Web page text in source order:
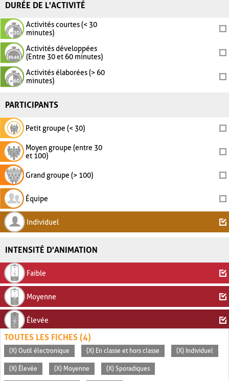
DURÉE DE L'ACTIVITÉ
Activités courtes (< 30
minutes)
Activités développées
(Entre 30 et 60 minutes)
Activités élaborées (> 60
minutes)
PARTICIPANTS
Petit groupe (< 30)
Moyen groupe (entre 30
et 100)
Grand groupe (> 100)
Équipe
Individuel
INTENSITÉ D'ANIMATION
Faible
Moyenne
Élevée
TOUTES LES FICHES (4)
(X) Outil électronique (X) En classe et hors classe (X) Individuel
(X) Élevée (X) Moyenne (X) Sporadiques